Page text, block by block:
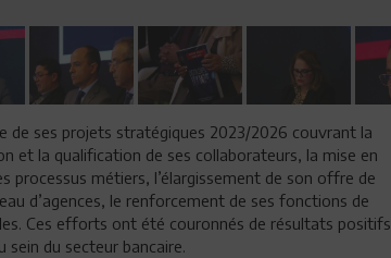
de ses projets stratégiques 2023/2026 couvrant la
et la qualification de ses collaborateurs, la mise en
processus métiers, l’élargissement de son offre de
d’agences, le renforcement de ses fonctions de
Ces efforts ont été couronnés de résultats positifs
du secteur bancaire.